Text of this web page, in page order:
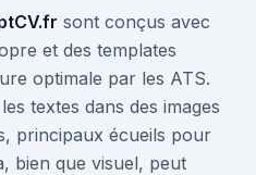
sont conçus avec
et des templates
optimale par les ATS.
textes dans des images
principaux écueils pour
bien que visuel, peut